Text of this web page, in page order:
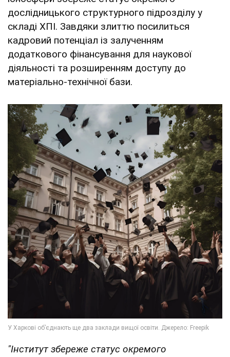
дослідницького структурного підрозділу у
складі ХПІ. Завдяки злиттю посилиться
кадровий потенціал із залученням
додаткового фінансування для наукової
діяльності та розширенням доступу до
матеріально-технічної бази.
"Інститут збереже статус окремого